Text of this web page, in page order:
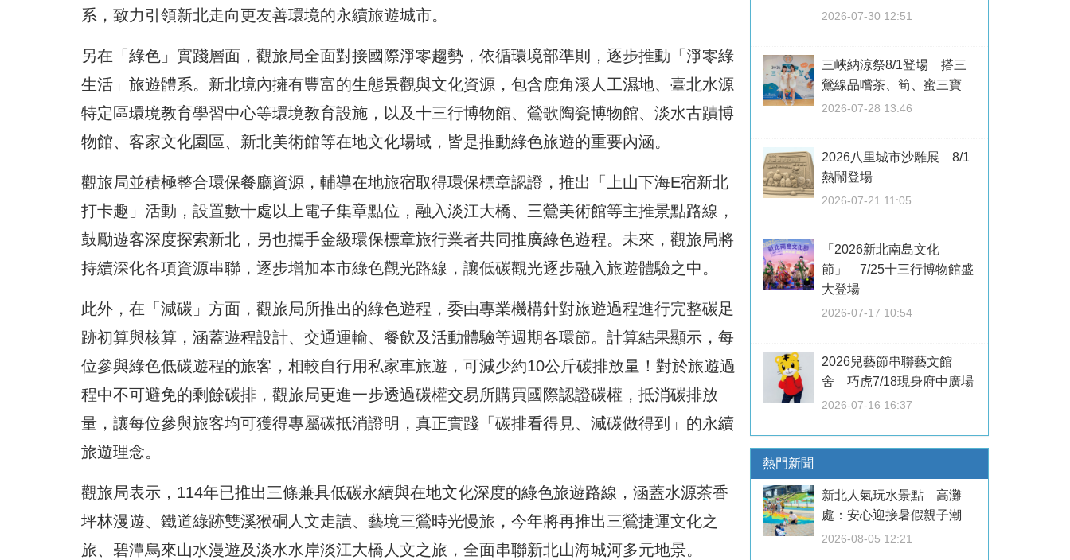
系，致力引領新北走向更友善環境的永續旅遊城市。
另在「綠色」實踐層面，觀旅局全面對接國際淨零趨勢，依循環境部準則，逐步推動「淨零綠
生活」旅遊體系。新北境內擁有豐富的生態景觀與文化資源，包含鹿角溪人工濕地、臺北水源
特定區環境教育學習中心等環境教育設施，以及十三行博物館、鶯歌陶瓷博物館、淡水古蹟博
物館、客家文化園區、新北美術館等在地文化場域，皆是推動綠色旅遊的重要內涵。
觀旅局並積極整合環保餐廳資源，輔導在地旅宿取得環保標章認證，推出「上山下海E宿新北
打卡趣」活動，設置數十處以上電子集章點位，融入淡江大橋、三鶯美術館等主推景點路線，
鼓勵遊客深度探索新北，另也攜手金級環保標章旅行業者共同推廣綠色遊程。未來，觀旅局將
持續深化各項資源串聯，逐步增加本市綠色觀光路線，讓低碳觀光逐步融入旅遊體驗之中。
此外，在「減碳」方面，觀旅局所推出的綠色遊程，委由專業機構針對旅遊過程進行完整碳足
跡初算與核算，涵蓋遊程設計、交通運輸、餐飲及活動體驗等週期各環節。計算結果顯示，每
位參與綠色低碳遊程的旅客，相較自行用私家車旅遊，可減少約10公斤碳排放量！對於旅遊過
程中不可避免的剩餘碳排，觀旅局更進一步透過碳權交易所購買國際認證碳權，抵消碳排放
量，讓每位參與旅客均可獲得專屬碳抵消證明，真正實踐「碳排看得見、減碳做得到」的永續
旅遊理念。
觀旅局表示，114年已推出三條兼具低碳永續與在地文化深度的綠色旅遊路線，涵蓋水源茶香
坪林漫遊、鐵道綠跡雙溪猴硐人文走讀、藝境三鶯時光慢旅，今年將再推出三鶯捷運文化之
旅、碧潭烏來山水漫遊及淡水水岸淡江大橋人文之旅，全面串聯新北山海城河多元地景。
2026-07-30 12:51
三峽納涼祭8/1登場 搭三
鶯線品嚐茶、筍、蜜三寶
2026-07-28 13:46
2026八里城市沙雕展 8/1
熱鬧登場
2026-07-21 11:05
「2026新北南島文化
節」 7/25十三行博物館盛
大登場
2026-07-17 10:54
2026兒藝節串聯藝文館
舍 巧虎7/18現身府中廣場
2026-07-16 16:37
熱門新聞
新北人氣玩水景點 高灘
處：安心迎接暑假親子潮
2026-08-05 12:21